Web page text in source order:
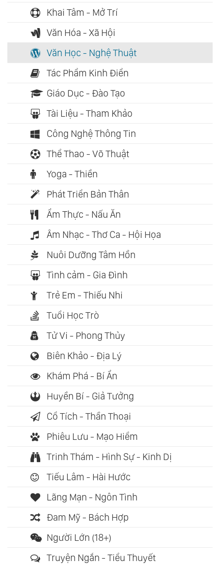
Khai Tâm - Mở Trí
Văn Hóa - Xã Hội
Văn Học - Nghệ Thuật
Tác Phẩm Kinh Điển
Giáo Dục - Đào Tạo
Tài Liệu - Tham Khảo
Công Nghệ Thông Tin
Thể Thao - Võ Thuật
Yoga - Thiền
Phát Triển Bản Thân
Ẩm Thực - Nấu Ăn
Âm Nhạc - Thơ Ca - Hội Họa
Nuôi Dưỡng Tâm Hồn
Tình cảm - Gia Đình
Trẻ Em - Thiếu Nhi
Tuổi Học Trò
Tử Vi - Phong Thủy
Biên Khảo - Địa Lý
Khám Phá - Bí Ẩn
Huyền Bí - Giả Tưởng
Cổ Tích - Thần Thoại
Phiêu Lưu - Mạo Hiểm
Trinh Thám - Hình Sự - Kinh Dị
Tiếu Lâm - Hài Hước
Lãng Mạn - Ngôn Tình
Đam Mỹ - Bách Hợp
Người Lớn (18+)
Truyện Ngắn - Tiểu Thuyết